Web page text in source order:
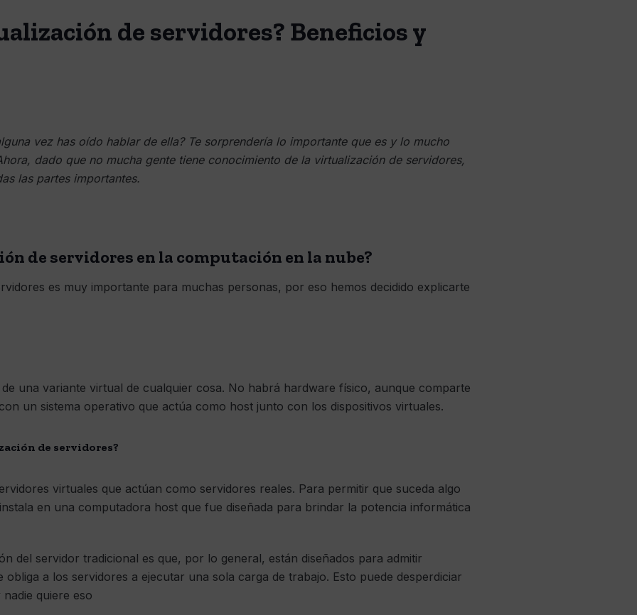
de servidores? Beneficios y
vez has oído hablar de ella? Te sorprendería lo importante que es y lo mucho
dado que no mucha gente tiene conocimiento de la virtualización de servidores,
las partes importantes.
de servidores en la computación en la nube?
es muy importante para muchas personas, por eso hemos decidido explicarte
una variante virtual de cualquier cosa. No habrá hardware físico, aunque comparte
un sistema operativo que actúa como host junto con los dispositivos virtuales.
de servidores?
virtuales que actúan como servidores reales. Para permitir que suceda algo
en una computadora host que fue diseñada para brindar la potencia informática
del servidor tradicional es que, por lo general, están diseñados para admitir
obliga a los servidores a ejecutar una sola carga de trabajo. Esto puede desperdiciar
quiere eso